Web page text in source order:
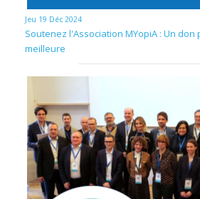
Jeu 19 Déc 2024
Soutenez l'Association MYopiA : Un
meilleure